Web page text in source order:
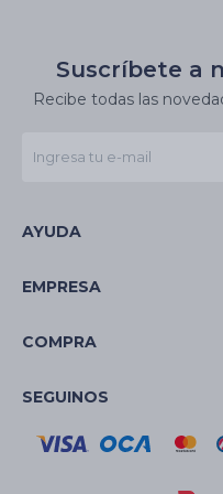
Suscríbete a
Recibe todas las
AYUDA
EMPRESA
COMPRA
SEGUINOS